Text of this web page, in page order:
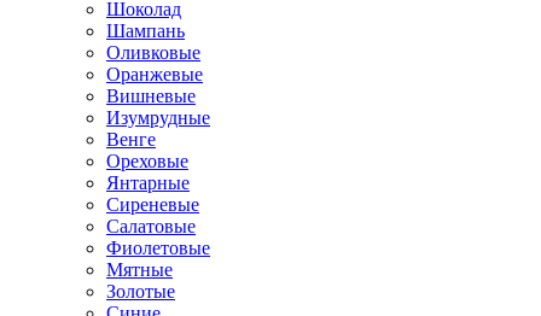
Шоколад
Шампань
Оливковые
Оранжевые
Вишневые
Изумрудные
Венге
Ореховые
Янтарные
Сиреневые
Салатовые
Фиолетовые
Мятные
Золотые